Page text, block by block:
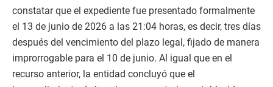
constatar que el expediente fue presentado formalmente
el 13 de junio de 2026 a las 21:04 horas, es decir, tres días
después del vencimiento del plazo legal, fijado de manera
improrrogable para el 10 de junio. Al igual que en el
recurso anterior, la entidad concluyó que el